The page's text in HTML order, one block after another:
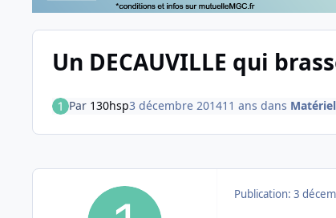
Un DECAUVILLE qui
Par 130hsp3 décembre 201411 ans dans
Publication: 3